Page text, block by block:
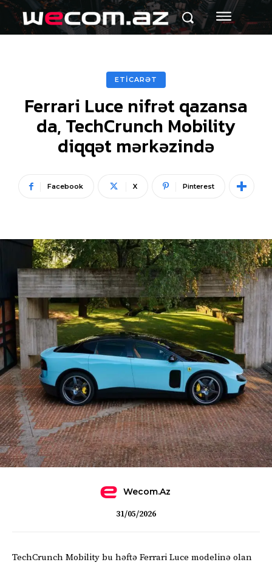
ETİCARƏT
Ferrari Luce nifrət qazansa
da, TechCrunch Mobility
diqqət mərkəzində
Facebook X Pinterest
Wecom.az
31/05/2026
TechCrunch Mobility bu həftə Ferrari Luce modelinə olan